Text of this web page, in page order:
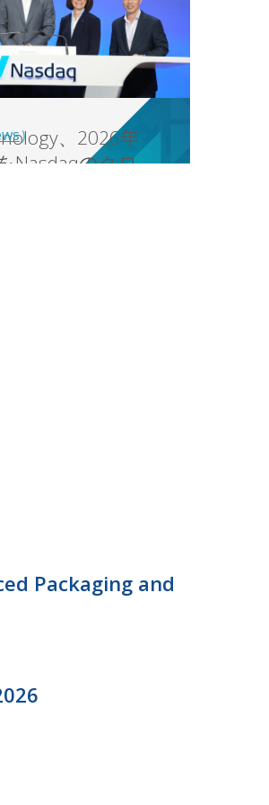
、2026年
Nasdaqのクロ
）
Packaging and